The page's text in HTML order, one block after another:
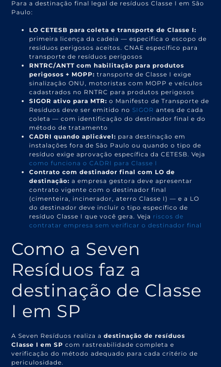
Para a destinação final legal de resíduos Classe I em São
Paulo:
LO CETESB para coleta e transporte de Classe I:
primeira licença da cadeia — especifica o escopo de
resíduos perigosos aceitos. CNAE específico para
transporte de resíduos perigosos
RNTRC/ANTT com habilitação para produtos
perigosos + MOPP: transporte de Classe I exige
sinalização ONU, motoristas com MOPP e veículos
cadastrados no RNTRC para produtos perigosos
SIGOR ativo para MTR: o Manifesto de Transporte de
Resíduos deve ser emitido no SIGOR antes de cada
coleta — com identificação do destinador final e do
método de tratamento
CADRI quando aplicável: para destinação em
instalações fora de São Paulo ou quando o tipo de
resíduo exige aprovação específica da CETESB. Veja
como funciona o CADRI para Classe I
Contrato com destinador final com LO de
destinação: a empresa gestora deve apresentar
contrato vigente com o destinador final
(cimenteira, incinerador, aterro Classe I) — e a LO
do destinador deve incluir o tipo específico de
resíduo Classe I que você gera. Veja riscos de
contratar empresa sem verificar o destinador final
Como a Seven
Resíduos faz a
destinação de Classe
I em SP
A Seven Resíduos realiza adestinação de resíduos
Classe I em SP com rastreabilidade completa e
verificação do método adequado para cada critério de
periculosidade.